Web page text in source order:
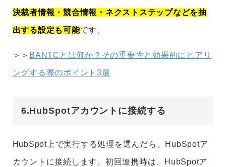
決裁者情報・競合情報・ネクストステップなどを抽
出する設定も可能です。
＞＞ BANTCとは何か？その重要性と効果的にヒアリ
ングする際のポイント3選
6.HubSpotアカウントに接続する
HubSpot上で実行する処理を選んだら、HubSpotア
カウントに接続します。初回連携時は、HubSpotア